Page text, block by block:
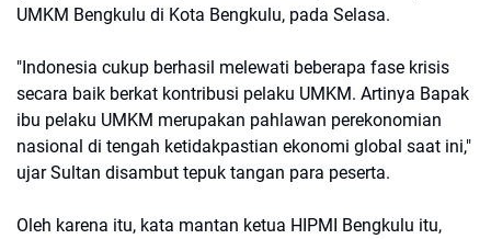
UMKM Bengkulu di Kota Bengkulu, pada Selasa.
"Indonesia cukup berhasil melewati beberapa fase krisis
secara baik berkat kontribusi pelaku UMKM. Artinya Bapak
ibu pelaku UMKM merupakan pahlawan perekonomian
nasional di tengah ketidakpastian ekonomi global saat ini,"
ujar Sultan disambut tepuk tangan para peserta.
Oleh karena itu, kata mantan ketua HIPMI Bengkulu itu,